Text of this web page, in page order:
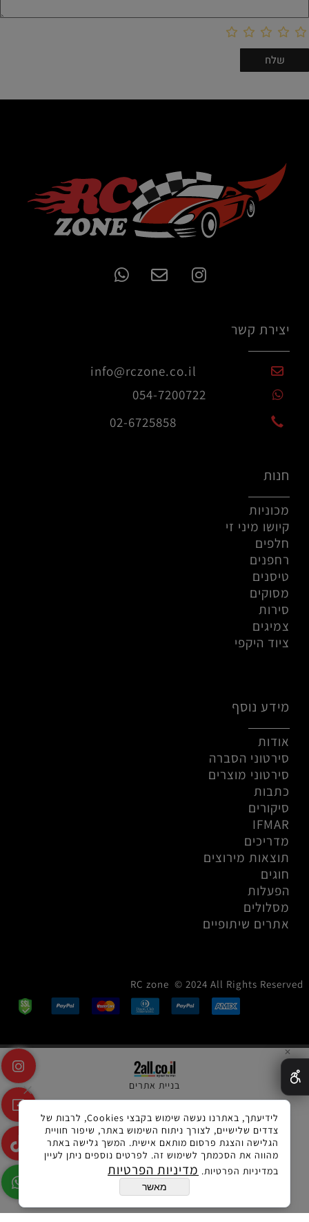
יצירת קשר
info@rczone.co.il
054-7200722
02-6725858
חנות
מכוניות
קיושו מיני זי
חלפים
רחפנים
טיסנים
מסוקים
סירות
צמיגים
ציוד היקפי
מידע נוסף
אודות
סירטוני הסברה
סירטוני מוצרים
כתבות
סיקורים
IFMAR
מדריכים
תוצאות מירוצים
חוגים
הפעלות
מסלולים
אתרים שיתופיים
RC zone © 2024 All Rights Reserved
בניית אתרים
✕
לידיעתך, באתרנו נעשה שימוש בקבצי Cookies, לרבות של
צדדים שלישיים, לצורך ניתוח השימוש באתר, שיפור חוויית
הגלישה והצגת פרסום מותאם אישית. המשך גלישה באתר
מהווה את הסכמתך לשימוש זה. לפרטים נוספים ניתן לעיין
במדיניות הפרטיות. מדיניות הפרטיות
מאשר